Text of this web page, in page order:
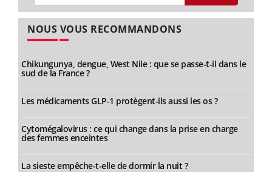
NOUS VOUS RECOMMANDONS
Chikungunya, dengue, West Nile : que se passe-t-il dans le
sud de la France ?
Les médicaments GLP-1 protègent-ils aussi les os ?
Cytomégalovirus : ce qui change dans la prise en charge
des femmes enceintes
La sieste empêche-t-elle de dormir la nuit ?